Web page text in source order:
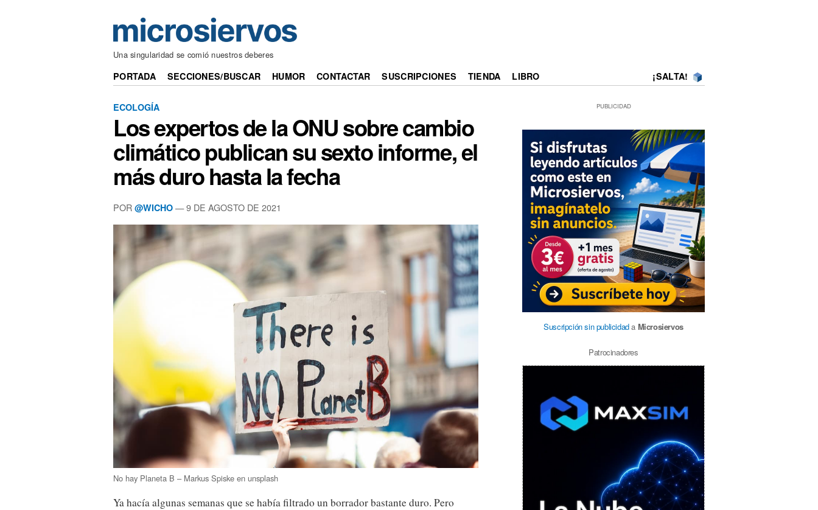
Una singularidad se comió nuestros deberes
PORTADA SECCIONES/BUSCAR HUMOR CONTACTAR SUSCRIPCIONES TIENDA LIBRO ¡SALTA!
ECOLOGÍA
Los expertos de la ONU sobre cambio
climático publican su sexto informe, el
más duro hasta la fecha
POR @WICHO — 9 DE AGOSTO DE 2021
No hay Planeta B – Markus Spiske en unsplash
Ya hacía algunas semanas que se había filtrado un borrador bastante duro. Pero
PUBLICIDAD
Suscripción sin publicidada Microsiervos
Patrocinadores